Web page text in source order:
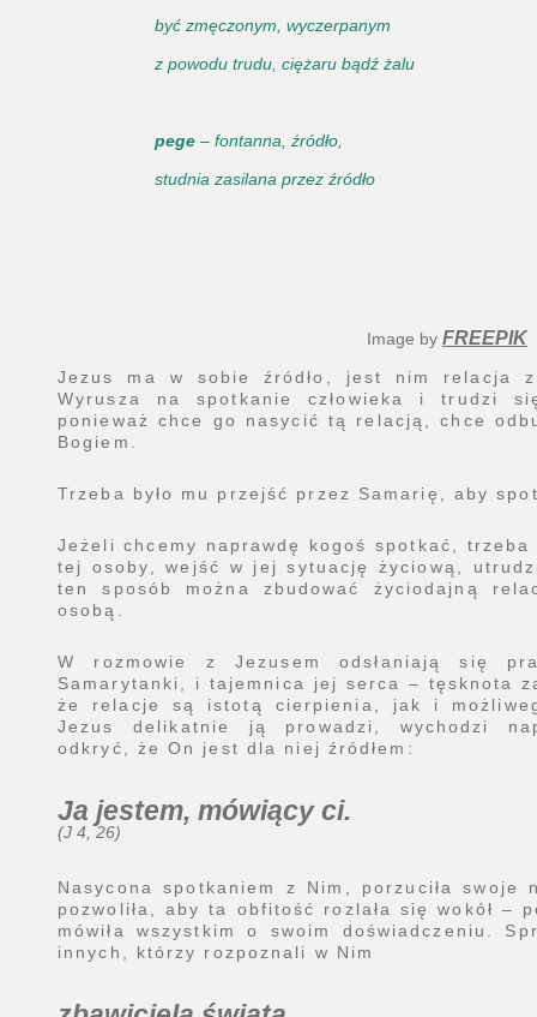
być zmęczonym, wyczerpanym
z powodu trudu, ciężaru bądź żalu
pege – fontanna, źródło,
studnia zasilana przez źródło
Image by FREEPIK
Jezus ma w sobie źródło, jest nim relacja
Wyrusza na spotkanie człowieka i trudzi
ponieważ chce go nasycić tą relacją, chce
Bogiem.
Trzeba było mu przejść przez Samarię, aby
Jeżeli chcemy naprawdę kogoś spotkać,
tej osoby, wejść w jej sytuację życiową,
ten sposób można zbudować życiodajną
osobą.
W rozmowie z Jezusem odsłaniają się
Samarytanki, i tajemnica jej serca – tęsknota
że relacje są istotą cierpienia, jak i
Jezus delikatnie ją prowadzi, wychodzi
odkryć, że On jest dla niej źródłem:
Ja jestem, mówiący ci.
(J 4, 26)
Nasycona spotkaniem z Nim, porzuciła swoje
pozwoliła, aby ta obfitość rozlała się wokół –
mówiła wszystkim o swoim doświadczeniu.
innych, którzy rozpoznali w Nim